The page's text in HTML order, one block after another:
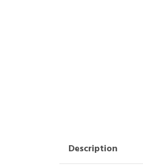
Description